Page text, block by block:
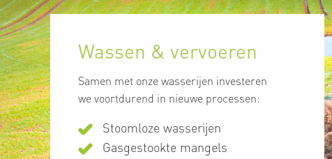
Wassen & vervoeren
Samen met onze wasserijen investeren
we voortdurend in nieuwe processen:
Stoomloze wasserijen
Gasgestookte mangels